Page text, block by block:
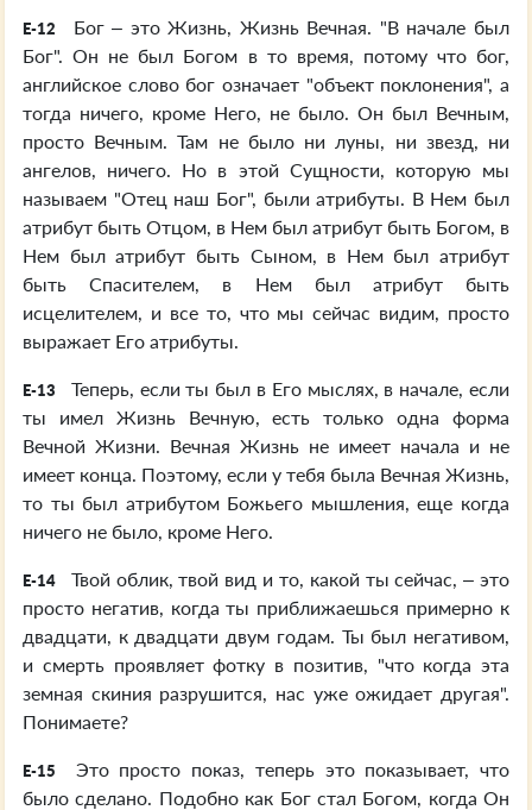
E-12
Бог – это Жизнь, Жизнь Вечная. "В начале был
Бог". Он не был Богом в то время, потому что бог,
английское слово бог означает "объект поклонения", а
тогда ничего, кроме Него, не было. Он был Вечным,
просто Вечным. Там не было ни луны, ни звезд, ни
ангелов, ничего. Но в этой Сущности, которую мы
называем "Отец наш Бог", были атрибуты. В Нем был
атрибут быть Отцом, в Нем был атрибут быть Богом, в
Нем был атрибут быть Сыном, в Нем был атрибут
быть Спасителем, в Нем был атрибут быть
исцелителем, и все то, что мы сейчас видим, просто
выражает Его атрибуты.
E-13
Теперь, если ты был в Его мыслях, в начале, если
ты имел Жизнь Вечную, есть только одна форма
Вечной Жизни. Вечная Жизнь не имеет начала и не
имеет конца. Поэтому, если у тебя была Вечная Жизнь,
то ты был атрибутом Божьего мышления, еще когда
ничего не было, кроме Него.
E-14
Твой облик, твой вид и то, какой ты сейчас, – это
просто негатив, когда ты приближаешься примерно к
двадцати, к двадцати двум годам. Ты был негативом,
и смерть проявляет фотку в позитив, "что когда эта
земная скиния разрушится, нас уже ожидает другая".
Понимаете?
E-15
Это просто показ, теперь это показывает, что
было сделано. Подобно как Бог стал Богом, когда Он